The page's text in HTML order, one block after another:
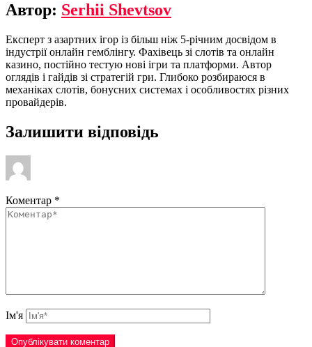
Автор: Serhii Shevtsov
Експерт з азартних ігор із більш ніж 5-річним досвідом в
індустрії онлайн гемблінгу. Фахівець зі слотів та онлайн
казино, постійно тестую нові ігри та платформи. Автор
оглядів і гайдів зі стратегій гри. Глибоко розбираюся в
механіках слотів, бонусних системах і особливостях різних
провайдерів.
Залишити відповідь
Коментар *
Ім'я